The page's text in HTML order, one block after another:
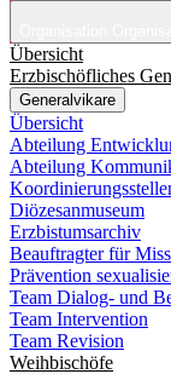
Übersicht
Erzbischöfliches
Generalvikare
Übersicht
Abteilung
Abteilung
Diözesanmuseum
Erzbistumsarchiv
Beauftragter für
Prävention
Team Dialog- und
Team Intervention
Team Revision
Weihbischöfe